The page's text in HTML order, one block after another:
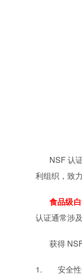
NSF认
利组织，致
食品级
认证通常涉
获得
1. 安全